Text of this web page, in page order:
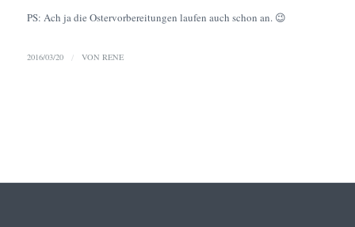
PS: Ach ja die Ostervorbereitungen laufen auch schon an. 😉
2016/03/20 / VON RENE